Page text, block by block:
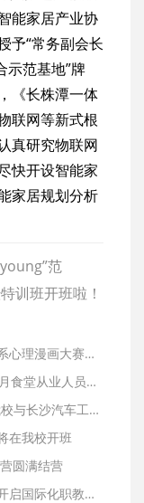
能家居产业协
予“常务副会长
示范基地”牌
《长株潭一体
联网等新式根
真研究物联网
快开设智能家
家居规划分析
范
训班开班啦！
画大赛获得佳绩
业人员专题培训
校开展党建联建活动
在我校开班
圆满结营
化职教新体验！